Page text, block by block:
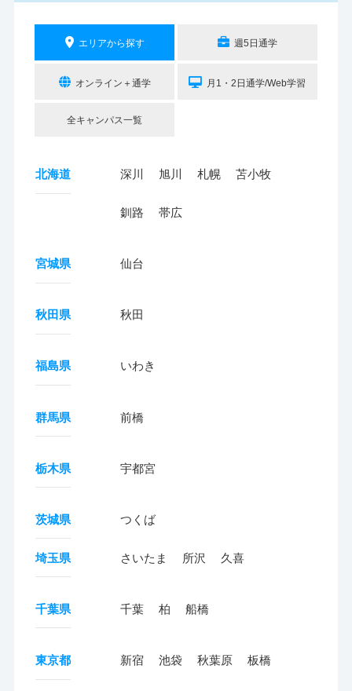
エリアから探す 週5日通学
オンライン＋通学 月1・2日通学/Web学習
全キャンパス一覧
北海道 深川 旭川 札幌 苫小牧
釧路 帯広
宮城県 仙台
秋田県 秋田
福島県 いわき
群馬県 前橋
栃木県 宇都宮
茨城県 つくば
埼玉県 さいたま 所沢 久喜
千葉県 千葉 柏 船橋
東京都 新宿 池袋 秋葉原 板橋